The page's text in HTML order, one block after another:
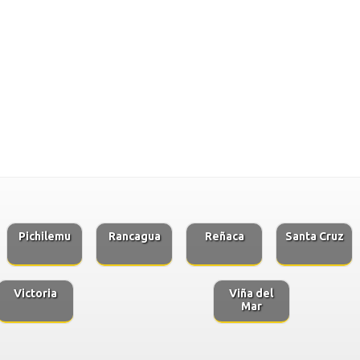
Pichilemu Rancagua Reñaca Santa Cruz
Victoria
Viña del
Mar